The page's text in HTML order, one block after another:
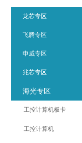
龙芯专区
飞腾专区
申威专区
兆芯专区
海光专区
工控计算机板卡
工控计算机